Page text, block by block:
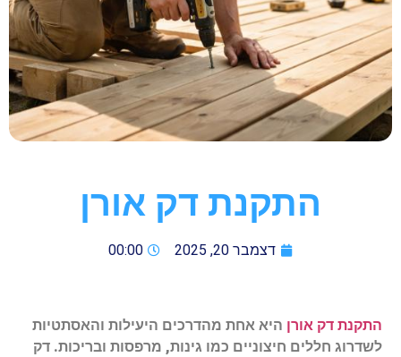
התקנת דק אורן
דצמבר 20, 2025 00:00
התקנת דק אורן היא אחת מהדרכים היעילות והאסתטיות
לשדרוג חללים חיצוניים כמו גינות, מרפסות ובריכות. דק